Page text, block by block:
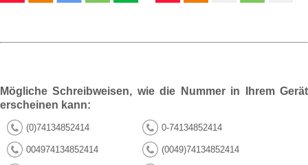
Mögliche Schreibweisen, wie die Nummer in Ihrem Gerät
erscheinen kann:
(0)74134852414 0-74134852414
004974134852414 (0049)74134852414